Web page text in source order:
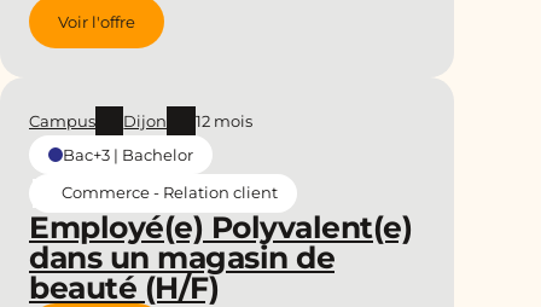
Voir l'offre
Employé(e) Polyvalent(e)
dans un magasin de
beauté (H/F)
Campus Dijon
12 mois
Bac+3 | Bachelor
Commerce - Relation client